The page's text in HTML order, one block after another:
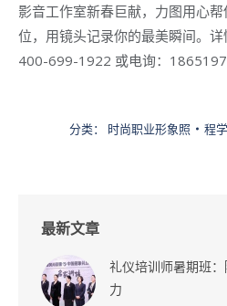
影音工作室新春巨献，力图用心
位，用镜头记录你的最美瞬间。
400-699-1922 或电询：
分类： 时尚职业形象照 程
最新文章
礼仪培训师暑期班
力